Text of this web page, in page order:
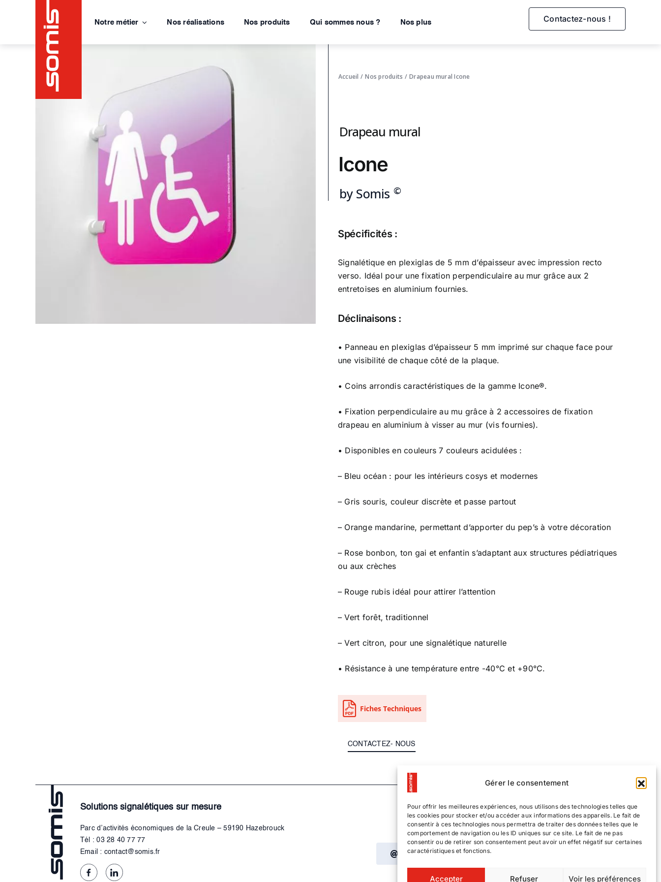
Gérer le consentement
Pour offrir les meilleures expériences, nous utilisons des technologies telles que
les cookies pour stocker et/ou accéder aux informations des appareils. Le fait de
consentir à ces technologies nous permettra de traiter des données telles que le
comportement de navigation ou les ID uniques sur ce site. Le fait de ne pas
consentir ou de retirer son consentement peut avoir un effet négatif sur certaines
caractéristiques et fonctions.
Accepter Refuser Voir les préférences
Notre métier Nos réalisations Nos produits Qui sommes nous ? Nos plus Contactez-nous !
Accueil / Nos produits / Drapeau muralIcone
Drapeau mural
Icone
by Somis ©
Spécificités :
Signalétique en plexiglas de 5 mm d’épaisseur avec impression recto
verso. Idéal pour une fixation perpendiculaire au mur grâce aux 2
entretoises en aluminium fournies.
Déclinaisons :
• Panneau en plexiglas d’épaisseur 5 mm imprimé sur chaque face pour
une visibilité de chaque côté de la plaque.
• Coins arrondis caractéristiques de la gamme Icone®.
• Fixation perpendiculaire au mu grâce à 2 accessoires de fixation
drapeau en aluminium à visser au mur (vis fournies).
• Disponibles en couleurs 7 couleurs acidulées :
– Bleu océan : pour les intérieurs cosys et modernes
– Gris souris, couleur discrète et passe partout
– Orange mandarine, permettant d’apporter du pep’s à votre décoration
– Rose bonbon, ton gai et enfantin s’adaptant aux structures pédiatriques
ou aux crèches
– Rouge rubis idéal pour attirer l’attention
– Vert forêt, traditionnel
– Vert citron, pour une signalétique naturelle
• Résistance à une température entre -40°C et +90°C.
Fiches Techniques
CONTACTEZ- NOUS
Solutions signalétiques sur mesure
Parc d’activités économiques de la Creule – 59190 Hazebrouck
Tél : 03 28 40 77 77
Email : contact@somis.fr
Contactez-nous